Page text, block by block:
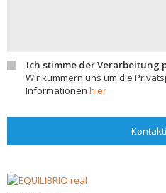
Ich stimme der Verarbeitung
Wir kümmern uns um die
Informationen hier